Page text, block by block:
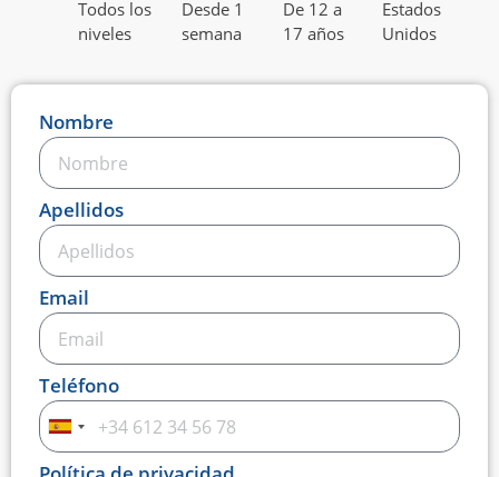
Todos los
niveles
Desde 1
semana
De 12 a
17 años
Estados
Unidos
Nombre
Apellidos
Email
Teléfono
Spain
+34